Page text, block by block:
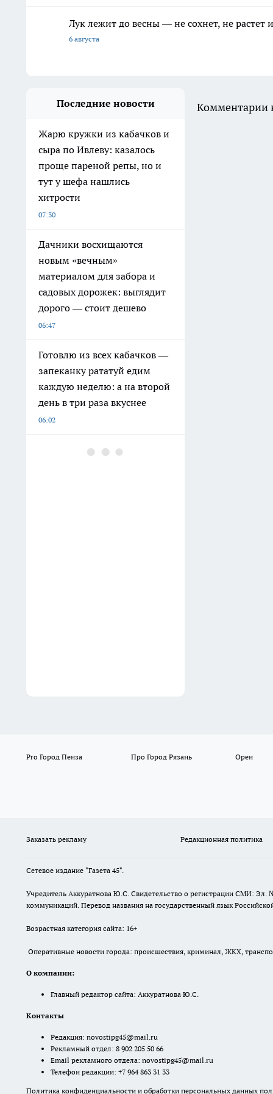
Лук лежит до весны — не сохнет, не
6 августа
Последние новости
Жарю кружки из кабачков и
сыра по Ивлеву: казалось
проще пареной репы, но и
тут у шефа нашлись
хитрости
07:30
Дачники восхищаются
новым «вечным»
материалом для забора и
садовых дорожек: выглядит
дорого — стоит дешево
06:47
Готовлю из всех кабачков —
запеканку рататуй едим
каждую неделю: а на второй
день в три раза вкуснее
06:02
От страусиной фермы до
Комментарии
Pro Город Пенза Про Город Рязань Орен
Заказать рекламу Редакционная политика
Сетевое издание "Газета 45".
Учредитель Аккуратнова Ю.С. Свидетельство о регистрации СМИ: Эл.
коммуникаций. Перевод названия на государственный язык
Возрастная категория сайта: 16+
Оперативные новости города: происшествия, криминал, ЖКХ,
О компании:
Главный редактор сайта: Аккуратнова Ю.С.
Контакты
Редакция: novostipg45@mail.ru
Рекламный отдел: 8 902 205 50 66
Email рекламного отдела: novostipg45@mail.ru
Телефон редакции: +7 964 863 31 33
Политика конфиденциальности и обработки персональных данных